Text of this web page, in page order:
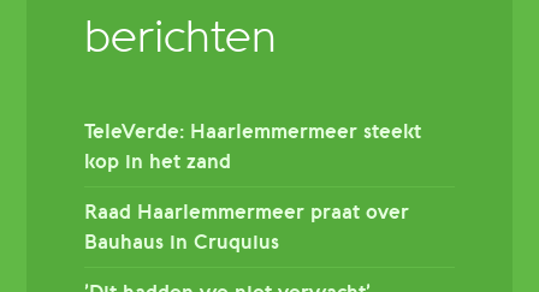
berichten
TeleVerde: Haarlemmermeer steekt
kop in het zand
Raad Haarlemmermeer praat over
Bauhaus in Cruquius